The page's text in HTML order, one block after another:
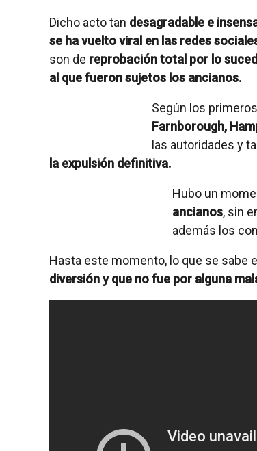
Dicho acto tan desagradable e
se ha vuelto viral en las redes
son de reprobación total por lo
al que fueron sujetos los ancianos.
Según los
Farnborough,
las autoridades y
la expulsión definitiva.
Hubo un
ancianos, sin
además los
Hasta este momento, lo que se sabe
diversión y que no fue por alguna